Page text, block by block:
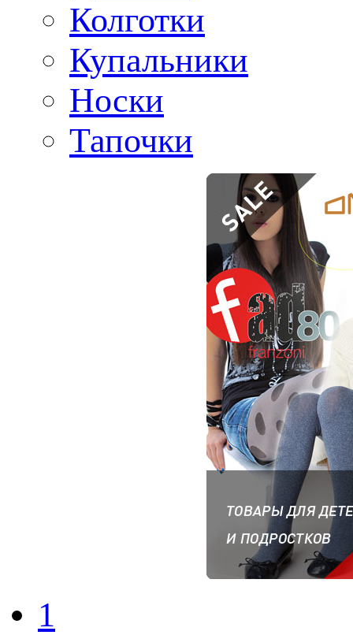
Колготки
Купальники
Носки
Тапочки
1